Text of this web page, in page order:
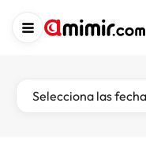
Selecciona las